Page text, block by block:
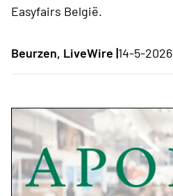
Easyfairs België.
Beurzen, LiveWire |14-5-2026